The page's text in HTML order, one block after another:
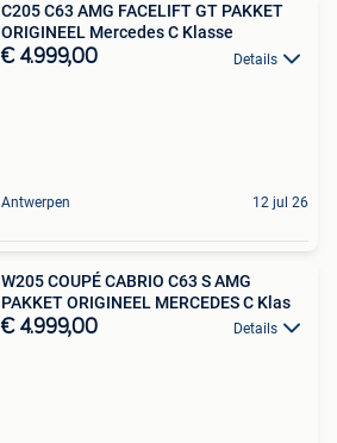
C205 C63 AMG FACELIFT GT PAKKET
ORIGINEEL Mercedes C Klasse
€ 4.999,00 Details
Antwerpen 12 jul 26
W205 COUPÉ CABRIO C63 S AMG
PAKKET ORIGINEEL MERCEDES C Klas
€ 4.999,00 Details